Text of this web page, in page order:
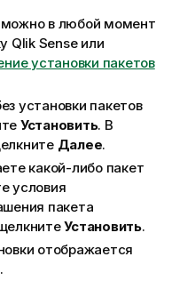
в любой момент
Qlik Senseили
установки пакетов
установки пакетов
Установить. В
Далее.
какой-либо пакет
условия
пакета
Установить.
отображается
.